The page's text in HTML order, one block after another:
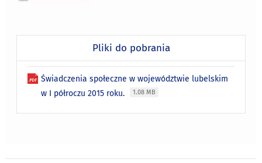
Pliki do pobrania
Świadczenia społeczne w województwie lubelskim
w I półroczu 2015 roku.
1.08 MB